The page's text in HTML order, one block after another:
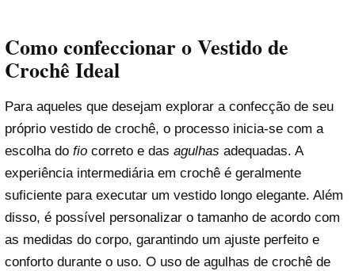
Como confeccionar o Vestido de
Crochê Ideal
Para aqueles que desejam explorar a confecção de seu
próprio vestido de crochê, o processo inicia-se com a
escolha do fio correto e das agulhas adequadas. A
experiência intermediária em crochê é geralmente
suficiente para executar um vestido longo elegante. Além
disso, é possível personalizar o tamanho de acordo com
as medidas do corpo, garantindo um ajuste perfeito e
conforto durante o uso. O uso de agulhas de crochê de